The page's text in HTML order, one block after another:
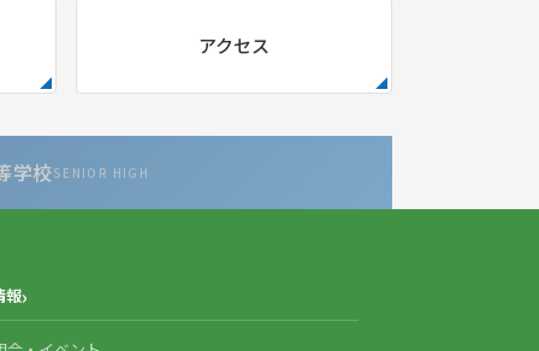
アクセス
学校SENIOR HIGH
報